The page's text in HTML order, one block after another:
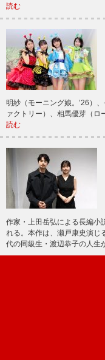
読む
明紗（モーニング娘。’26）
ァクトリー）、相馬優芽（
読む
作家・上田岳弘による長編小
れる。本作は、瀬戸康史演じ
代の同級生・渡辺恭子の人生